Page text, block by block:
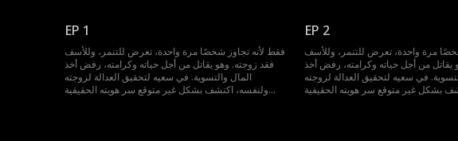
EP 1
فقط لأنه تجاوز شخصًا مرة واحدة، تعرض للتنمر، وللأسف
فقد زوجته. وهو يقاتل من أجل حياته وكرامته، رفض أخذ
المال والتسوية. في سعيه لتحقيق العدالة لزوجته
ولنفسه، اكتشف بشكل غير متوقع سر هويته الحقيقية
EP 2
مرة واحدة، تعرض للتنمر، وللأسف
يقاتل من أجل حياته وكرامته، رفض أخذ
في سعيه لتحقيق العدالة لزوجته
بشكل غير متوقع سر هويته الحقيقية